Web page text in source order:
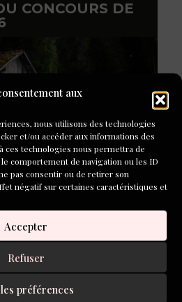
aux
nous utilisons des technologies
et/ou accéder aux informations des
ces technologies nous permettra de
comportement de navigation ou les ID
pas consentir ou de retirer son
négatif sur certaines caractéristiques et
Accepter
Refuser
préférences
CONCOURS DE
ROMAN D'ALEPH-